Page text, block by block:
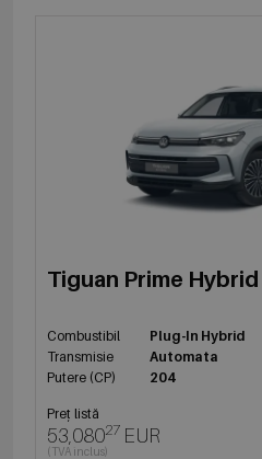
Tiguan Prime Hybrid
Combustibil
Plug-In Hybrid
Transmisie
Automata
Putere (CP)
204
Preț listă
53,08027 EUR
(TVA inclus)